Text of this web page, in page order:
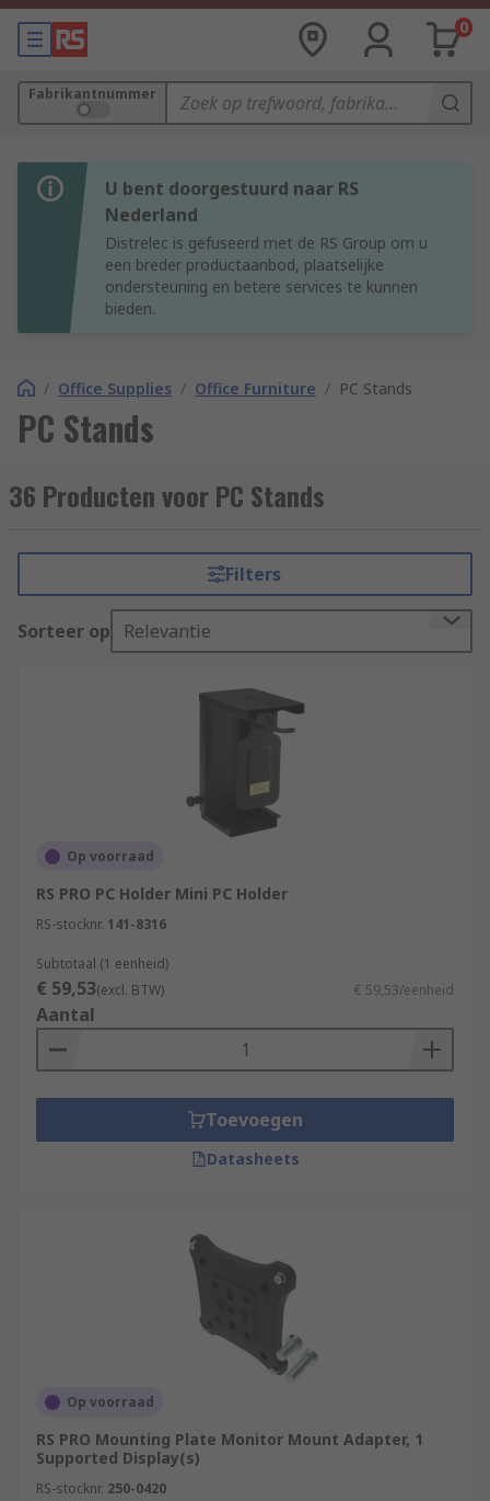
0
Fabrikantnummer
U bent doorgestuurd naar RS
Nederland
Distrelec is gefuseerd met de RS Group om u
een breder productaanbod, plaatselijke
ondersteuning en betere services te kunnen
bieden.
/ Office Supplies / Office Furniture / PC Stands
PC Stands
36 Producten voor PC Stands
Filters
Sorteer op Relevantie
Op voorraad
RS PRO PC Holder Mini PC Holder
RS-stocknr. 141-8316
Subtotaal (1 eenheid)
€ 59,53(excl. BTW) € 59,53/eenheid
Aantal
Toevoegen
Datasheets
Op voorraad
RS PRO Mounting Plate Monitor Mount Adapter, 1
Supported Display(s)
RS-stocknr. 250-0420